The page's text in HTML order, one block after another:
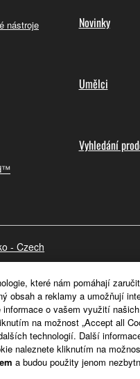
nástroje
Novinky
Umělci
Vyhledání
- Czech
které nám pomáhají
obsah a reklamy a umožňují
o vašem využití
na možnost „Accept all
technologií. Další
naleznete kliknutím na
a budou použity jenom